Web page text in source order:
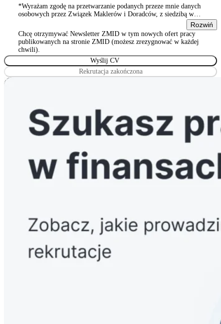
*Wyrażam zgodę na przetwarzanie podanych przeze mnie danych
osobowych przez Związek Maklerów i Doradców, z siedzibą w
stowarzyszeń, innych organizacji społecznych i zawodowych,
Wyrażam zgodę na przetwarzanie podanych przeze mnie danych
osobowych przez Związek Maklerów i Doradców, z siedzibą w
Warszawie 00-815, ul. Sienna 93/2, wpisanym do rejestru
stowarzyszeń, innych organizacji społecznych i zawodowych
Rozwiń
Chcę otrzymywać Newsletter ZMID w tym nowych ofert pracy
publikowanych na stronie ZMID (możesz zrezygnować w każdej
chwili).
Rekrutacja zakończona